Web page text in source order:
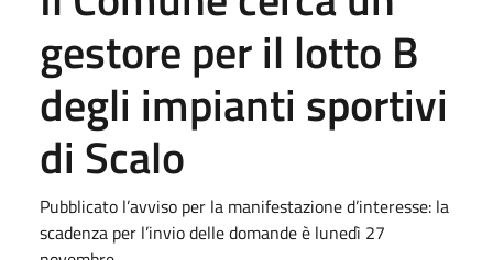
gestore per il lotto B
degli impianti sportivi
di Scalo
Pubblicato l’avviso per la manifestazione d’interesse: la
scadenza per l’invio delle domande è lunedì 27